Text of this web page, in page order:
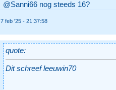
@Sanni66 nog steeds 16?
7 feb '25 - 21:37:58
quote:
Dit schreef leeuwin70